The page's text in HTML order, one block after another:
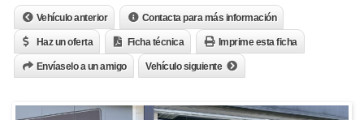
Vehículo anterior Contacta para más información
Haz un oferta Ficha técnica Imprime esta ficha
Envíaselo a un amigo Vehículo siguiente